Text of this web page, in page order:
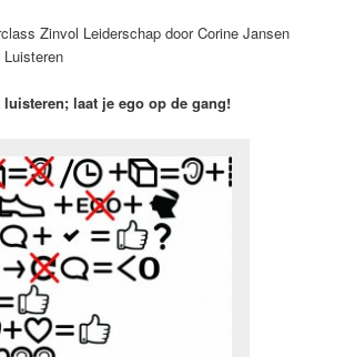
Zinvol Leiderschap door Corine Jansen
luisteren; laat je ego op de gang!